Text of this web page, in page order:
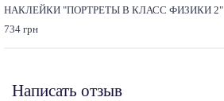
НАКЛЕЙКИ "ПОРТРЕТЫ В КЛАСС ФИЗИКИ 2"
734 грн
Написать отзыв